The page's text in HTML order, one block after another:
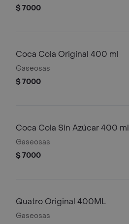
$ 7000
Coca Cola Original 400 ml
Gaseosas
$ 7000
Coca Cola Sin Azúcar 400 ml
Gaseosas
$ 7000
Quatro Original 400ML
Gaseosas